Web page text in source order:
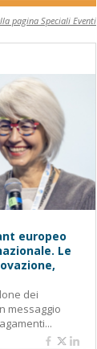
pagina Speciali Eventi
europeo
Le
dei
messaggio